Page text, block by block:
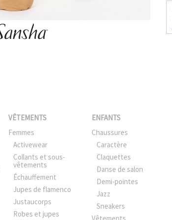
VÊTEMENTS
Femmes
Activewear
Collants et sous-
vêtements
Échauffement
Jupes de flamenco
Justaucorps
Robes et jupes
ENFANTS
Chaussures
Caractère
Claquettes
Danse de salon
Demi-pointes
Jazz
Sneakers